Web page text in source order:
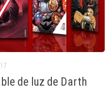
de luz de Darth